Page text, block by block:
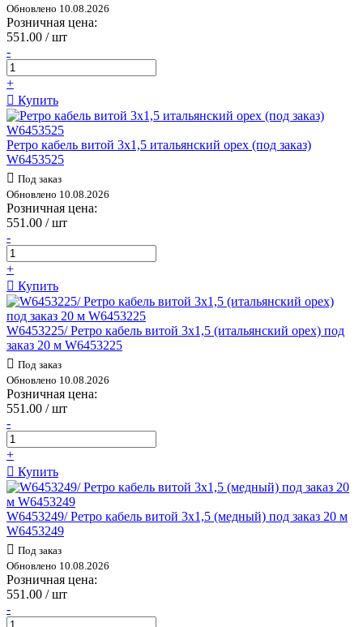
Обновлено 10.08.2026
Розничная цена:
551.00 / шт
-
+
Купить
Ретро кабель витой 3х1,5 итальянский орех (под заказ)
W6453525
Под заказ
Обновлено 10.08.2026
Розничная цена:
551.00 / шт
-
+
Купить
W6453225/ Ретро кабель витой 3х1,5 (итальянский орех) под
заказ 20 м W6453225
Под заказ
Обновлено 10.08.2026
Розничная цена:
551.00 / шт
-
+
Купить
W6453249/ Ретро кабель витой 3х1,5 (медный) под заказ 20 м
W6453249
Под заказ
Обновлено 10.08.2026
Розничная цена:
551.00 / шт
-